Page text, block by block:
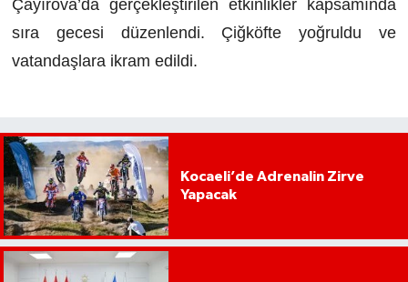
Çayırova’da gerçekleştirilen etkinlikler kapsamında
sıra gecesi düzenlendi. Çiğköfte yoğruldu ve
vatandaşlara ikram edildi.
Kocaeli’de Adrenalin Zirve
Yapacak